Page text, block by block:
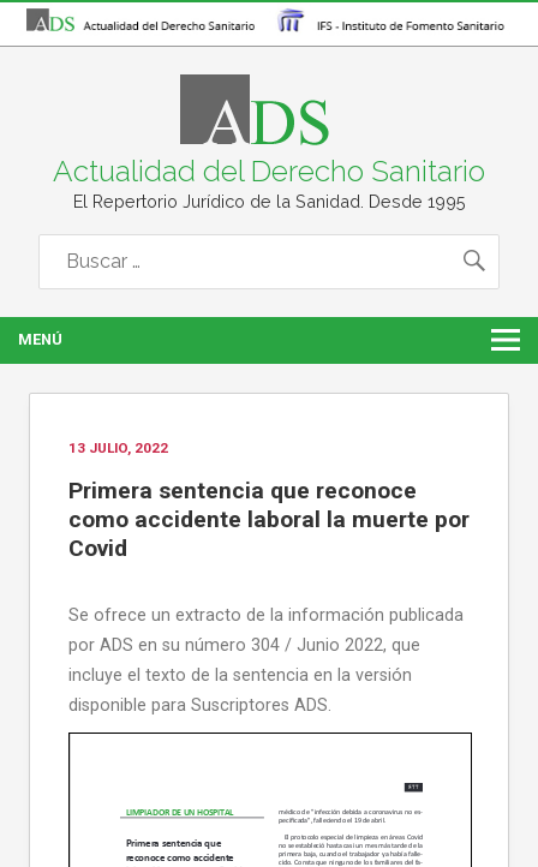
Actualidad del Derecho Sanitario
El Repertorio Jurídico de la Sanidad. Desde 1995
MENÚ
13 JULIO, 2022
Primera sentencia que reconoce
como accidente laboral la muerte por
Covid
Se ofrece un extracto de la información publicada
por ADS en su número 304 / Junio 2022, que
incluye el texto de la sentencia en la versión
disponible para Suscriptores ADS.